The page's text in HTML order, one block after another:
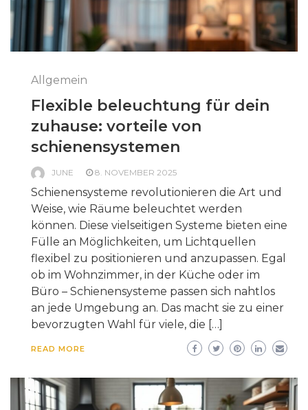
Allgemein
Flexible beleuchtung für dein
zuhause: vorteile von
schienensystemen
JUNE 8. NOVEMBER 2025
Schienensysteme revolutionieren die Art und
Weise, wie Räume beleuchtet werden
können. Diese vielseitigen Systeme bieten eine
Fülle an Möglichkeiten, um Lichtquellen
flexibel zu positionieren und anzupassen. Egal
ob im Wohnzimmer, in der Küche oder im
Büro – Schienensysteme passen sich nahtlos
an jede Umgebung an. Das macht sie zu einer
bevorzugten Wahl für viele, die […]
READ MORE